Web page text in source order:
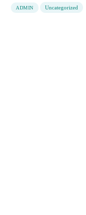
ADMIN Uncategorized